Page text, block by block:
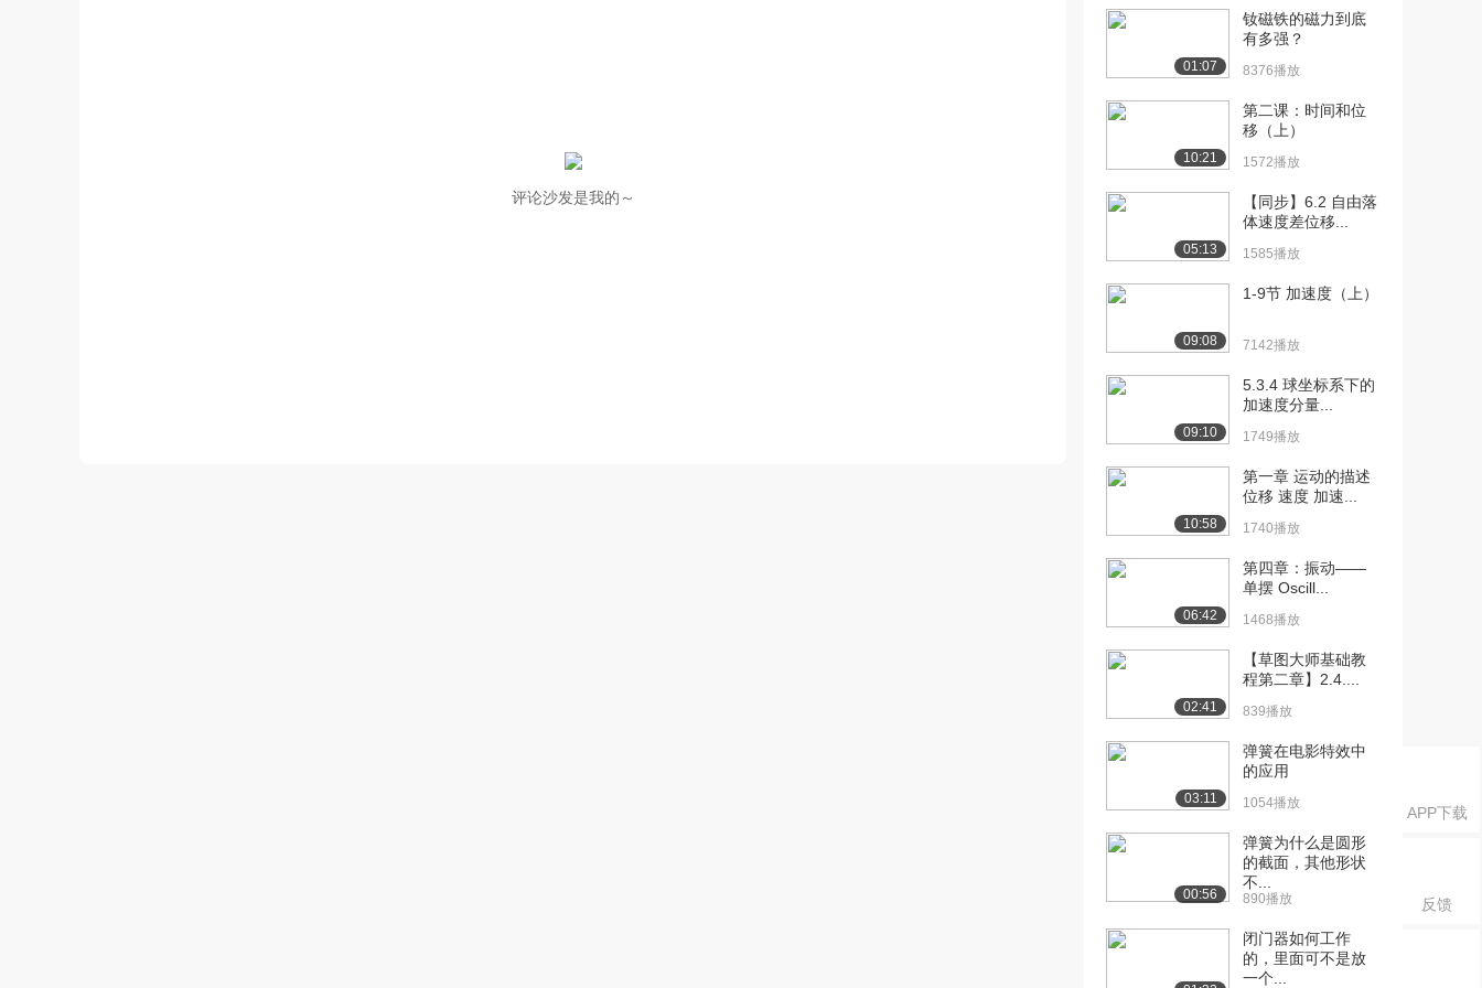
APP下载
反馈
评论沙发是我的～
[12] 恒加速下的平均速度
[13] 航空母舰起飞的加速
14:15
[14] 以恒定速率曲线运动
04:48
[15] 重力介绍
9.3万播放
15:42
[16] 质量和重力的区分
[17] 轨道中的航天员的重
[18] 砖块还是羽毛落得快 10:33
[19] 用时间、加速度、初
[20] 抛体运动的位移加速
16:17
[21] 从时间推算抛体运动
高度
08:50
射位移
响
01:07
钕磁铁的磁力到底
有多强？
8376播放
10:21
第二课：时间和位
移（上）
1572播放
05:13
【同步】6.2 自由落
体速度差位移...
1585播放
09:08
1-9节 加速度（上）
7142播放
09:10
5.3.4 球坐标系下的
加速度分量...
1749播放
10:58
第一章 运动的描述
位移 速度 加速...
1740播放
06:42
第四章：振动——
单摆 Oscill...
1468播放
02:41
【草图大师基础教
程第二章】2.4....
839播放
03:11
弹簧在电影特效中
的应用
1054播放
00:56
弹簧为什么是圆形
的截面，其他形状
不...
890播放
闭门器如何工作
的，里面可不是放
一个...